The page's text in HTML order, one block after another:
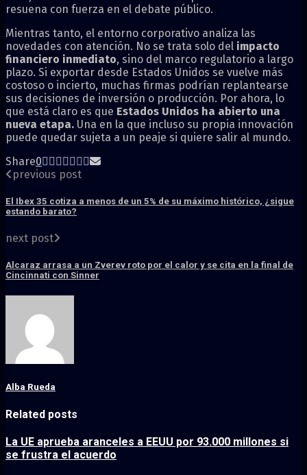
resuena con fuerza en el debate público.
Mientras tanto, el entorno corporativo analiza las
novedades con atención. No se trata solo del impacto
financiero inmediato, sino del marco regulatorio a largo
plazo. Si exportar desde Estados Unidos se vuelve más
costoso o incierto, muchas firmas podrían replantearse
sus decisiones de inversión o producción. Por ahora, lo
que está claro es que Estados Unidos ha abierto una
nueva etapa. Una en la que incluso su propia innovación
puede quedar sujeta a un peaje si quiere salir al mundo.
Share0
previous post
El Ibex 35 cotiza a menos de un 5% de su máximo histórico, ¿sigue
estando barato?
next post
Alcaraz arrasa a un Zverev roto por el calor y se cita en la final de
Cincinnati con Sinner
Alba Rueda
Related posts
La UE aprueba aranceles a EEUU por 93.000 millones si
se frustra el acuerdo